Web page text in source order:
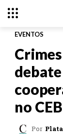
EVENTOS
no
Por